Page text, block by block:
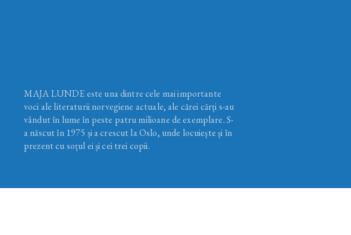
MAJA LUNDE este una dintre cele mai importante
voci ale literaturii norvegiene actuale, ale cărei cărți s-au
vândut în lume în peste patru milioane de exemplare. S-
a născut în 1975 și a crescut la Oslo, unde locuiește și în
prezent cu soțul ei și cei trei copii.